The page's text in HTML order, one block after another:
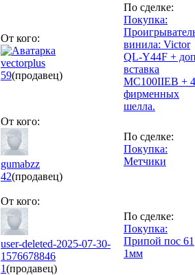
От кого:
vectorplus
59(продавец)
По сделке:
Покупка:
винила: Victor
QL-Y44F +
вставка
MC100IIEB + 4
фирменных
шелла.
От кого:
gumabzz
42(продавец)
По сделке:
Покупка:
Метчики
От кого:
user-deleted-2025-07-30-
1576678846
1(продавец)
По сделке:
Покупка:
Припой пос 61
1мм